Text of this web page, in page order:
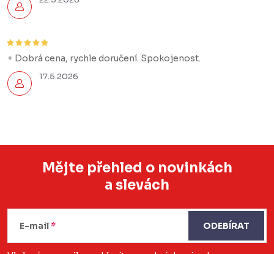
17.5.2026
+ Dobrá cena, rychle doručení. Spokojenost.
á
Mějte přehled o novinkách
a slevách
E-mail ODEBÍRAT